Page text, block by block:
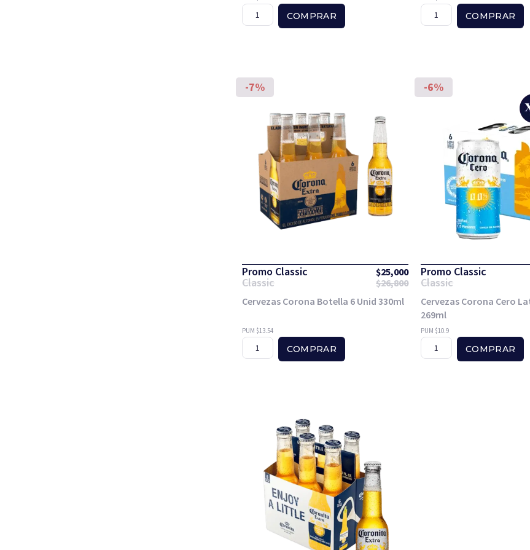
COMPRAR COMPRAR
-7%
Promo Classic $25,000
Classic $26,800
Cervezas Corona Botella 6 Unid 330ml
PUM $13.54
COMPRAR
-6%
Promo Classic
Classic
Cervezas Corona Cero
269ml
PUM $10.9
COMPRAR